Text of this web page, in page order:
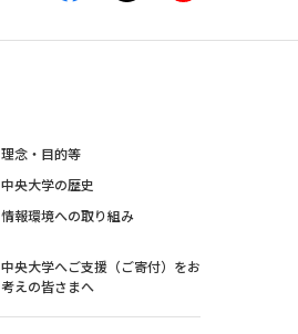
理念・目的等
中央大学の歴史
情報環境への取り組み
中央大学へご支援（ご寄付）をお
考えの皆さまへ